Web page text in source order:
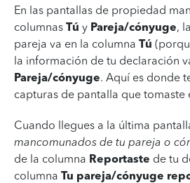
En las pantallas de propiedad
columnas Tú y Pareja/cónyuge,
pareja va en la columna Tú
la información de tu declaración
Pareja/cónyuge. Aquí es donde
capturas de pantalla que tomaste
Cuando llegues a la última
mancomunados de tu pareja o
de la columna Reportaste de tu
columna Tu pareja/cónyuge